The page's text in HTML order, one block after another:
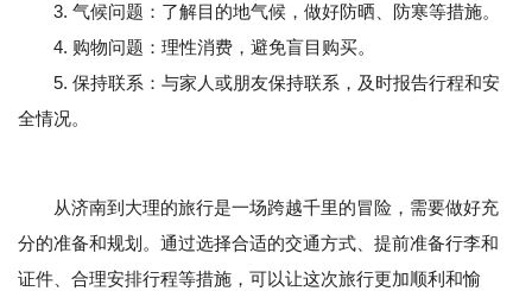
3. 气候问题：了解目的地气候，做好防晒、防寒等措施。
4. 购物问题：理性消费，避免盲目购买。
5. 保持联系：与家人或朋友保持联系，及时报告行程和安
全情况。
从济南到大理的旅行是一场跨越千里的冒险，需要做好充
分的准备和规划。通过选择合适的交通方式、提前准备行李和
证件、合理安排行程等措施，可以让这次旅行更加顺利和愉